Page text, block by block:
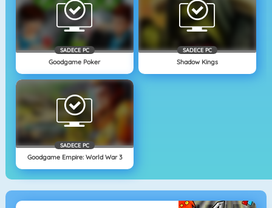
SADECE PC
Goodgame Poker
SADECE PC
Shadow Kings
SADECE PC
Goodgame Empire: World War 3